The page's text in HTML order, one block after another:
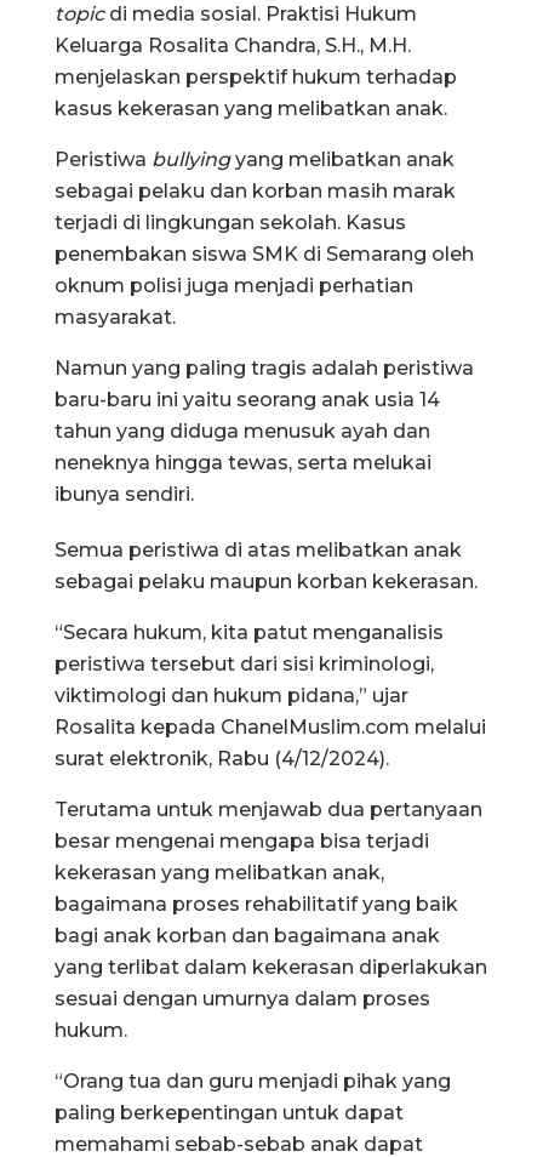
topicdi media sosial. Praktisi Hukum
Keluarga Rosalita Chandra, S.H., M.H.
menjelaskan perspektif hukum terhadap
kasus kekerasan yang melibatkan anak.
Peristiwa bullyingyang melibatkan anak
sebagai pelaku dan korban masih marak
terjadi di lingkungan sekolah. Kasus
penembakan siswa SMK di Semarang oleh
oknum polisi juga menjadi perhatian
masyarakat.
Namun yang paling tragis adalah peristiwa
baru-baru ini yaitu seorang anak usia 14
tahun yang diduga menusuk ayah dan
neneknya hingga tewas, serta melukai
ibunya sendiri.
Semua peristiwa di atas melibatkan anak
sebagai pelaku maupun korban kekerasan.
“Secara hukum, kita patut menganalisis
peristiwa tersebut dari sisi kriminologi,
viktimologi dan hukum pidana,” ujar
Rosalita kepada ChanelMuslim.com melalui
surat elektronik, Rabu (4/12/2024).
Terutama untuk menjawab dua pertanyaan
besar mengenai mengapa bisa terjadi
kekerasan yang melibatkan anak,
bagaimana proses rehabilitatif yang baik
bagi anak korban dan bagaimana anak
yang terlibat dalam kekerasan diperlakukan
sesuai dengan umurnya dalam proses
hukum.
“Orang tua dan guru menjadi pihak yang
paling berkepentingan untuk dapat
memahami sebab-sebab anak dapat